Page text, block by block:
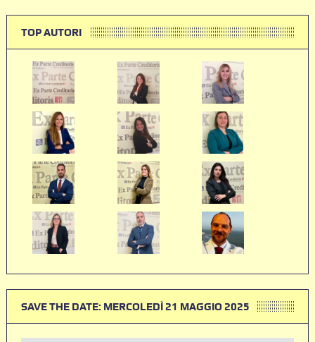
TOP AUTORI
SAVE THE DATE: MERCOLEDÌ 21 MAGGIO 2025